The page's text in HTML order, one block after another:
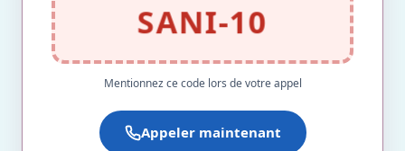
SANI-10
Mentionnez ce code lors de votre appel
Appeler maintenant